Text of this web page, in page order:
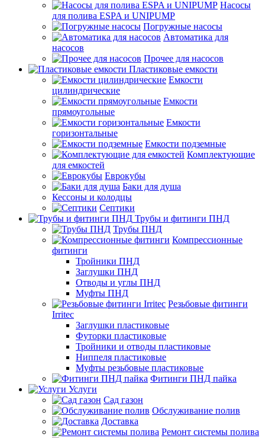
Насосы
для полива ESPA и UNIPUMP
Погружные насосы
Автоматика для
насосов
Прочее для насосов
Пластиковые емкости
Емкости
цилиндрические
Емкости
прямоугольные
Емкости
горизонтальные
Емкости подземные
Комплектующие
для емкостей
Еврокубы
Баки для душа
Кессоны и колодцы
Септики
Трубы и фитинги ПНД
Трубы ПНД
Компрессионные
фитинги
Тройники ПНД
Заглушки ПНД
Отводы и углы ПНД
Муфты ПНД
Резьбовые фитинги
Irritec
Заглушки пластиковые
Футорки пластиковые
Тройники и отводы пластиковые
Ниппеля пластиковые
Муфты резьбовые пластиковые
Фитинги ПНД пайка
Услуги
Сад газон
Обслуживание полив
Доставка
Ремонт системы полива